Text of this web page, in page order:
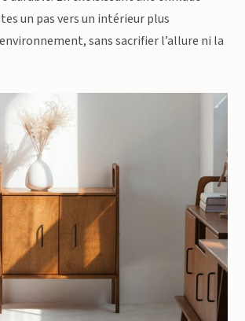
un pas vers un intérieur plus
sans sacrifier l’allure ni la